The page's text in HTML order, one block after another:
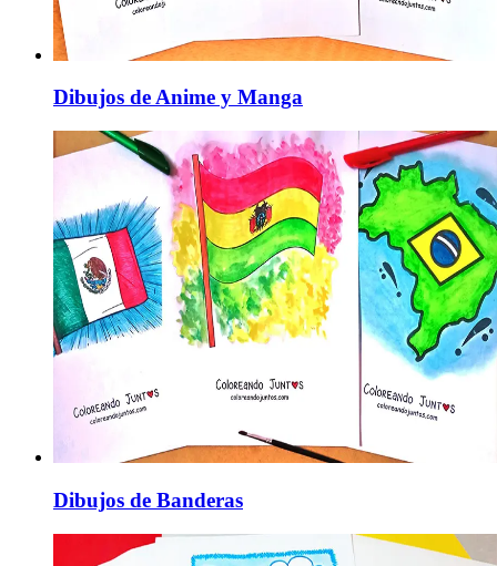
Dibujos de Anime y Manga
Dibujos de Banderas